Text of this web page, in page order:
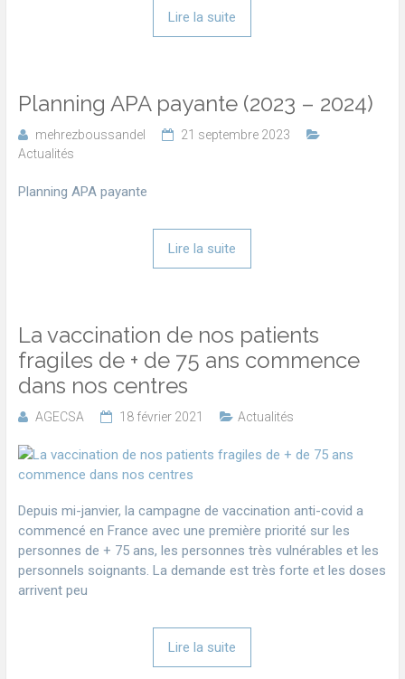
Lire la suite
Planning APA payante (2023 – 2024)
mehrezboussandel
21 septembre 2023
Actualités
Planning APA payante
Lire la suite
La vaccination de nos patients
fragiles de + de 75 ans commence
dans nos centres
AGECSA 18 février 2021 Actualités
Depuis mi-janvier, la campagne de vaccination anti-covid a
commencé en France avec une première priorité sur les
personnes de + 75 ans, les personnes très vulnérables et les
personnels soignants. La demande est très forte et les doses
arrivent peu
Lire la suite